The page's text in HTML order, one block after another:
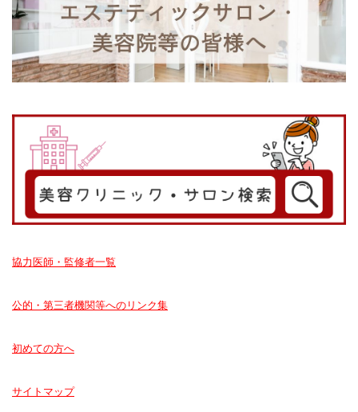
協力医師・監修者一覧
公的・第三者機関等へのリンク集
初めての方へ
サイトマップ